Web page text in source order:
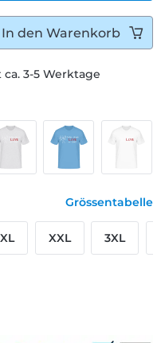
3-5 Werktage
Grössentabelle
XL XXL 3XL
In den Warenkorb